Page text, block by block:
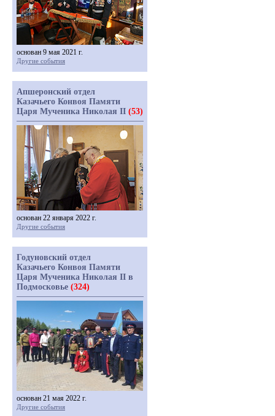
основан 9 мая 2021 г.
Другие события
Апшеронский отдел
Казачьего Конвоя Памяти
Царя Мученика Николая II (53)
основан 22 января 2022 г.
Другие события
Годуновский отдел
Казачьего Конвоя Памяти
Царя Мученика Николая II в
Подмосковье (324)
основан 21 мая 2022 г.
Другие события